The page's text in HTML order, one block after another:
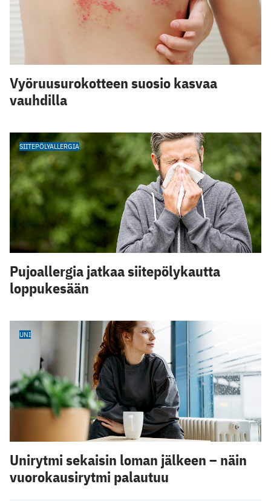
Vyöruusurokotteen suosio kasvaa
vauhdilla
SIITEPÖLYALLERGIA
Pujoallergia jatkaa siitepölykautta
loppukesään
UNI
Unirytmi sekaisin loman jälkeen – näin
vuorokausirytmi palautuu